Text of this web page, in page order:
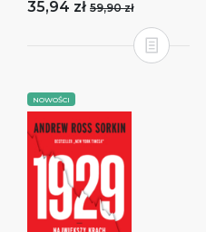
35,94 zł 59,90 zł
NOWOŚCI